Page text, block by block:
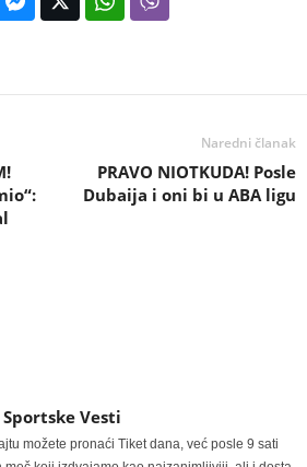
Naredni članak
PRAVO NIOTKUDA! Posle
Dubaija i oni bi u ABA ligu
Sportske Vesti
možete pronaći Tiket dana, već posle 9 sati